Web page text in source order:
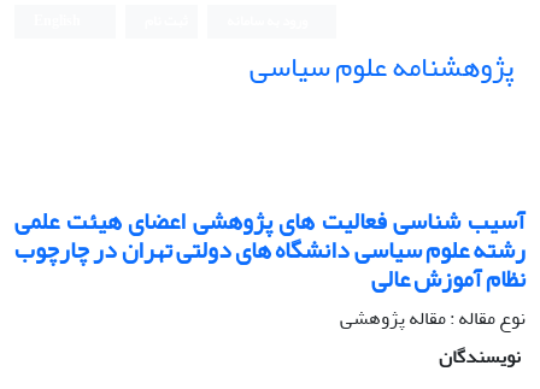
پژوهشنامه علوم سیاسی
آسیب شناسی فعالیت های پژوهشی اعضای هیئت علمی
رشته علوم سیاسی دانشگاه های دولتی ‏تهران در چارچوب
نظام آموزش عالی
نوع مقاله : مقاله پژوهشی
نویسندگان